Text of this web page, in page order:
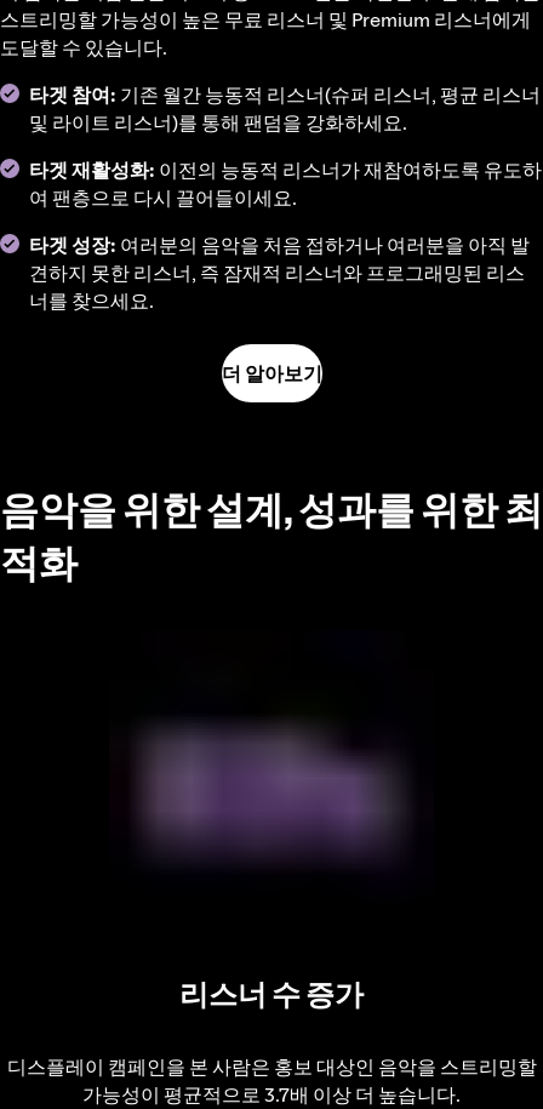
스트리밍할 가능성이 높은 무료 리스너 및 Premium 리스너에게
도달할 수 있습니다.
타겟 참여: 기존 월간 능동적 리스너(슈퍼 리스너, 평균 리스너
및 라이트 리스너)를 통해 팬덤을 강화하세요.
타겟 재활성화: 이전의 능동적 리스너가 재참여하도록 유도하
여 팬층으로 다시 끌어들이세요.
타겟 성장: 여러분의 음악을 처음 접하거나 여러분을 아직 발
견하지 못한 리스너, 즉 잠재적 리스너와 프로그래밍된 리스
너를 찾으세요.
더 알아보기
음악을 위한 설계, 성과를 위한 최
적화
리스너 수 증가
디스플레이 캠페인을 본 사람은 홍보 대상인 음악을 스트리밍할
가능성이 평균적으로 3.7배 이상 더 높습니다.